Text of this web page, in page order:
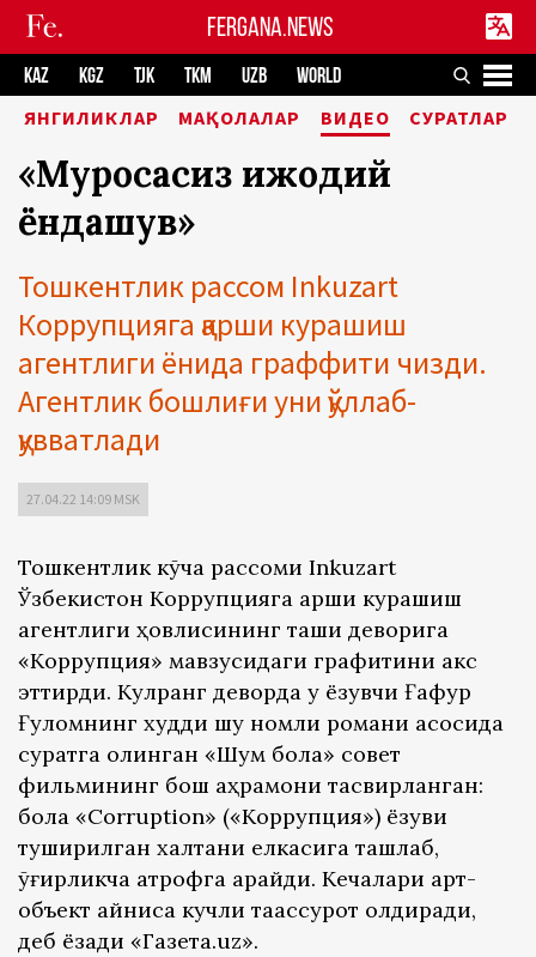
FERGANA.NEWS
KAZ KGZ TJK TKM UZB WORLD
ЯНГИЛИКЛАР МАҚОЛАЛАР ВИДЕО СУРАТЛАР
«Муросасиз ижодий
ёндашув»
Тошкентлик рассом Inkuzart
Коррупцияга қарши курашиш
агентлиги ёнида граффити чизди.
Агентлик бошлиғи уни қўллаб-
қувватлади
27.04.22 14:09 MSK
Тошкентлик кўча рассоми Inkuzart
Ўзбекистон Коррупцияга қарши курашиш
агентлиги ҳовлисининг ташқи деворига
«Коррупция» мавзусидаги графитини акс
эттирди. Кулранг деворда у ёзувчи Ғафур
Ғуломнинг худди шу номли романи асосида
суратга олинган «Шум бола» совет
фильмининг бош қаҳрамони тасвирланган:
бола «Corruption» («Коррупция») ёзуви
туширилган халтани елкасига ташлаб,
ўғирликча атрофга қарайди. Кечалари арт-
объект айниқса кучли таассурот қолдиради,
деб ёзади «Газета.uz».